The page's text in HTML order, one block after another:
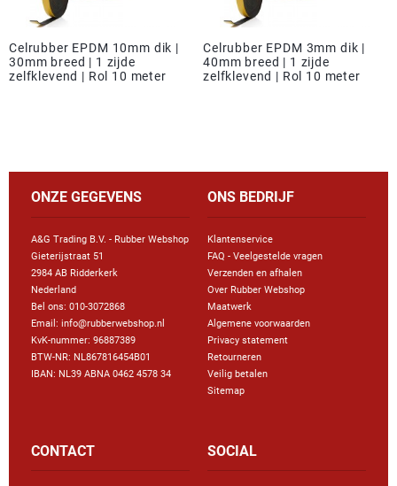
Celrubber EPDM 10mm dik |
30mm breed | 1 zijde
zelfklevend | Rol 10 meter
Celrubber EPDM 3mm dik |
40mm breed | 1 zijde
zelfklevend | Rol 10 meter
ONZE GEGEVENS
A&G Trading B.V. - Rubber Webshop
Gieterijstraat 51
2984 AB Ridderkerk
Nederland
Bel ons: 010-3072868
Email: info@rubberwebshop.nl
KvK-nummer: 96887389
BTW-NR: NL867816454B01
IBAN: NL39 ABNA 0462 4578 34
ONS BEDRIJF
Klantenservice
FAQ - Veelgestelde vragen
Verzenden en afhalen
Over Rubber Webshop
Maatwerk
Algemene voorwaarden
Privacy statement
Retourneren
Veilig betalen
Sitemap
CONTACT SOCIAL